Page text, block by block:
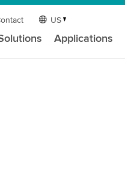
US
Applications